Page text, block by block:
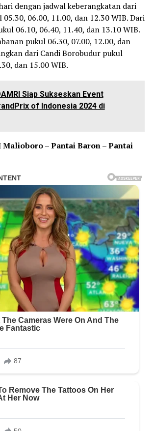
dengan jadwal keberangkatan dari
06.00, 11.00, dan 12.30 WIB. Dari
06.10, 06.40, 11.40, dan 13.10 WIB.
pukul 06.30, 07.00, 12.00, dan
dari Candi Borobudur pukul
dan 15.00 WIB.
Siap Sukseskan Event
of Indonesia 2024 di
– Pantai Baron – Pantai